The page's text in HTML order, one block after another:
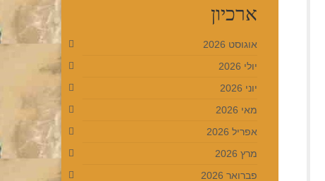
ארכיון
אוגוסט 2026
יולי 2026
יוני 2026
מאי 2026
אפריל 2026
מרץ 2026
פברואר 2026